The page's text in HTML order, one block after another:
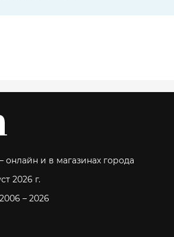
онлайн и в магазинах города
2026 г.
– 2026